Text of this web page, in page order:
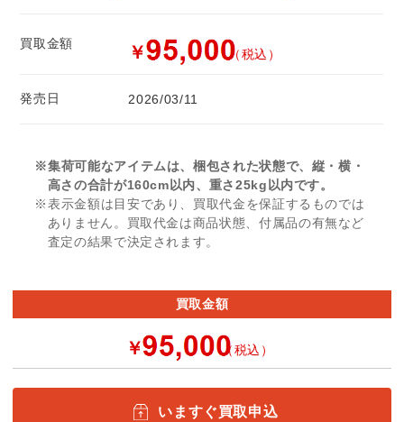
買取金額 ￥ （税込）
発売日 2026/03/11
※集荷可能なアイテムは、梱包された状態で、縦・横・
高さの合計が160cm以内、重さ25kg以内です。
※表示金額は目安であり、買取代金を保証するものでは
ありません。買取代金は商品状態、付属品の有無など
査定の結果で決定されます。
買取金額
￥ （税込）
いますぐ買取申込